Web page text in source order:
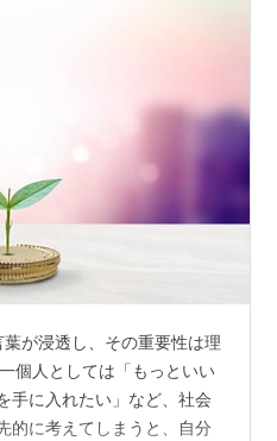
が浸透し、その重要性は理
個人としては「もっといい
手に入れたい」など、社会
的に考えてしまうと、自分